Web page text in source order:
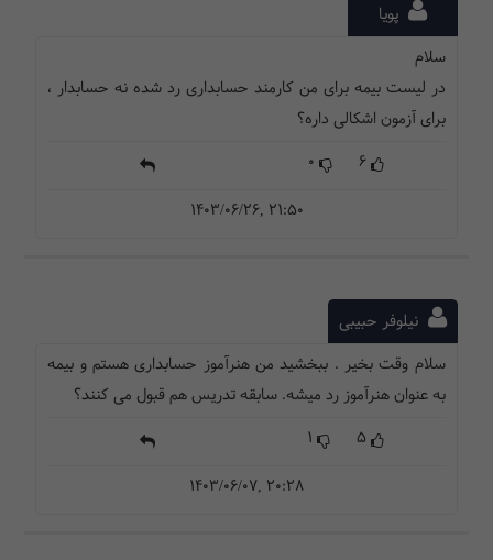
پویا
سلام
در لیست بیمه برای من کارمند حسابداری رد شده نه حسابدار ،
برای آزمون اشکالی داره؟
6
1403/06/26, 21:50
نیلوفر حبیبی
سلام وقت بخیر . ببخشید من هنرآموز حسابداری هستم و بیمه
به عنوان هنرآموز رد میشه. سابقه تدریس هم قبول می کنند؟
5
1
1403/06/07, 20:28